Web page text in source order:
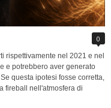
0
rispettivamente nel 2021 e nel
e potrebbero aver generato
questa ipotesi fosse corretta,
fireball nell'atmosfera di